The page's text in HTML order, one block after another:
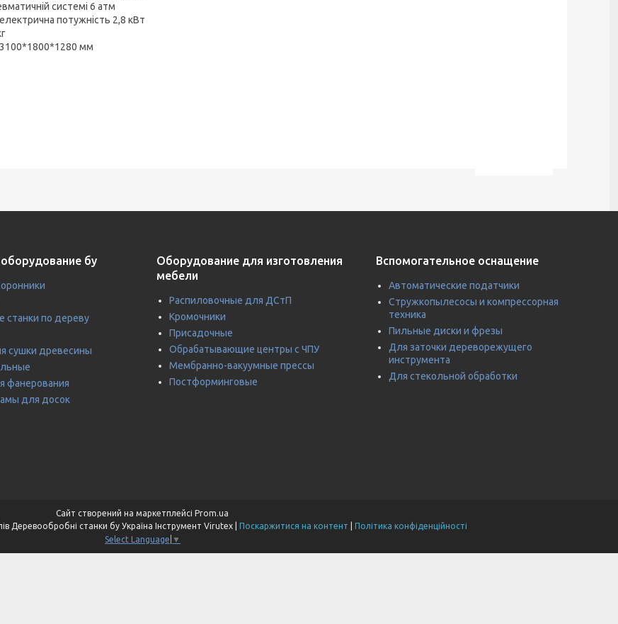
системі 6 атм
потужність 2,8 кВт
3100*1800*1280 мм
бу
станки по дереву
сушки древесины
фанерования
для досок
Оборудование для изготовления
мебели
Распиловочные для ДСтП
Кромочники
Присадочные
Обрабатывающие центры с ЧПУ
Мембранно-вакуумные прессы
Постформинговые
Вспомогательное оснащение
Автоматические податчики
Стружкопылесосы и компрессорная
техника
Пильные диски и фрезы
Для заточки дереворежущего
инструмента
Для стекольной обработки
Сайт створений на маркетплейсі Prom.ua
Поскаржитися на контент
Політика конфіденційності
Select Language ▼